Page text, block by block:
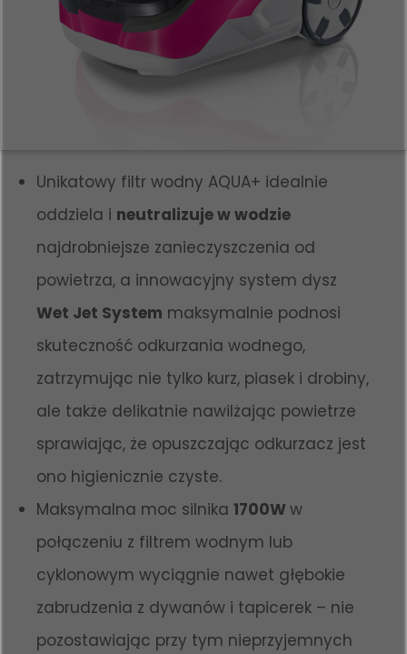
Unikatowy filtr wodny AQUA+ idealnie
oddziela i neutralizuje w wodzie
najdrobniejsze zanieczyszczenia od
powietrza, a innowacyjny system dysz
Wet Jet System maksymalnie podnosi
skuteczność odkurzania wodnego,
zatrzymując nie tylko kurz, piasek i drobiny,
ale także delikatnie nawilżając powietrze
sprawiając, że opuszczając odkurzacz jest
ono higienicznie czyste.
Maksymalna moc silnika 1700W w
połączeniu z filtrem wodnym lub
cyklonowym wyciągnie nawet głębokie
zabrudzenia z dywanów i tapicerek – nie
pozostawiając przy tym nieprzyjemnych